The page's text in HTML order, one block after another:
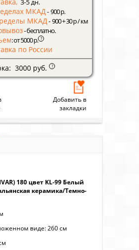
3-5 дн.
МКАД- 900 р.
МКАД- 900 + 30 р / км
- бесплатно.
: от 5000 р. ?
по России
3000 руб.
?
Добавить в
закладки
180 цвет KL-99 Белый
керамика/Темно-
виде: 260 см